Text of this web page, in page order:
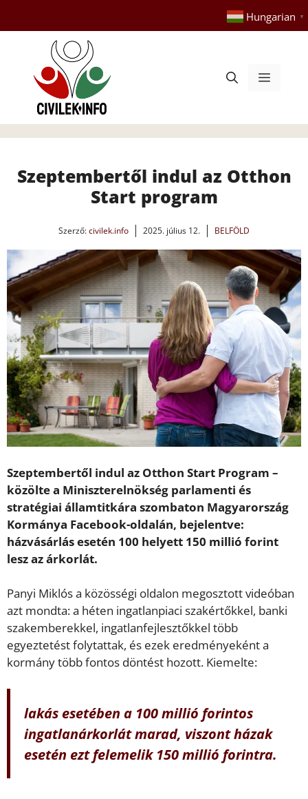
tartalomba
Hungarian ▼
Menü
Szeptembertől indul az Otthon
Start program
Szerző:civilek.info 2025. július 12. BELFÖLD
Szeptembertől indul az Otthon Start Program –
közölte a Miniszterelnökség parlamenti és
stratégiai államtitkára szombaton Magyarország
Kormánya Facebook-oldalán, bejelentve:
házvásárlás esetén 100 helyett 150 millió forint
lesz az árkorlát.
Panyi Miklós a közösségi oldalon megosztott videóban
azt mondta: a héten ingatlanpiaci szakértőkkel, banki
szakemberekkel, ingatlanfejlesztőkkel több
egyeztetést folytattak, és ezek eredményeként a
kormány több fontos döntést hozott. Kiemelte:
lakás esetében a 100 millió forintos
ingatlanárkorlát marad, viszont házak
esetén ezt felemelik 150 millió forintra.